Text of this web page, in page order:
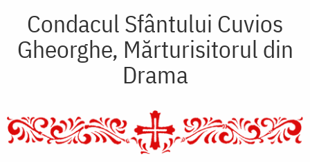
Condacul Sfântului Cuvios
Gheorghe, Mărturisitorul din
Drama